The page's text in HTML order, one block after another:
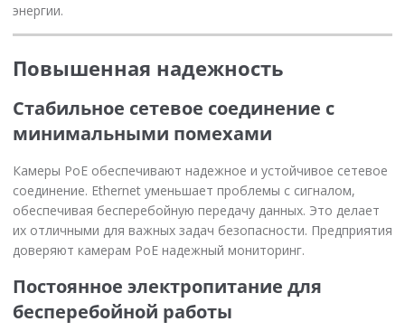
энергии.
Повышенная надежность
Стабильное сетевое соединение с
минимальными помехами
Камеры PoE обеспечивают надежное и устойчивое сетевое
соединение. Ethernet уменьшает проблемы с сигналом,
обеспечивая бесперебойную передачу данных. Это делает
их отличными для важных задач безопасности. Предприятия
доверяют камерам PoE надежный мониторинг.
Постоянное электропитание для
бесперебойной работы